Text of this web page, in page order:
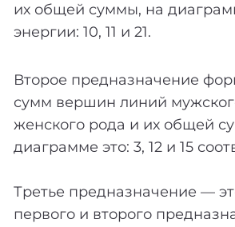
их общей суммы, на
энергии: 10, 11 и 21.
Второе предназначение
сумм вершин линий
женского рода и их общей
диаграмме это: 3, 12 и 15
Третье предназначение —
первого и второго